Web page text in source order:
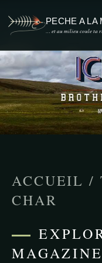
PECHE A LA
… et au milieu coule ta
ACCUEIL /
CHAR
MAGAZINE